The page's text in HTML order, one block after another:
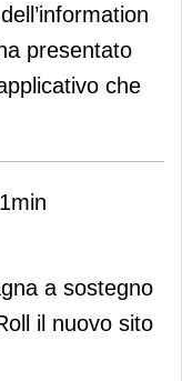
presentato
che
a sostegno
il nuovo sito